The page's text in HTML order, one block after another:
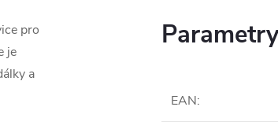
pro
je
a
EAN: